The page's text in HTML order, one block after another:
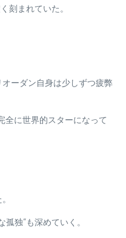
刻まれていた。
ーダン自身は少しずつ疲弊
全に世界的スターになって
独”も深めていく。